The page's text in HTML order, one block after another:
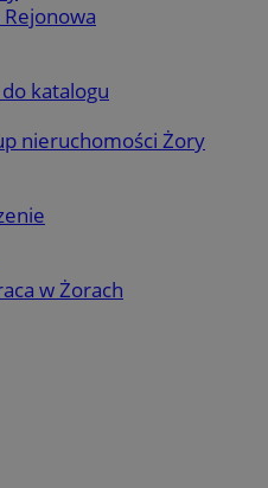
katalogu
nieruchomości Żory
w Żorach